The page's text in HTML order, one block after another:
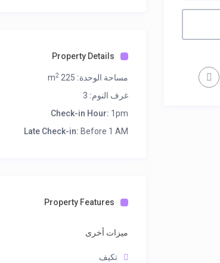
Property Details
مساحة الوحدة: 2
غرف النوم:
Check-in Hour: 1pm
Late Check-in: Before 1 AM
Property Features
ميزات أخرى
تكيف